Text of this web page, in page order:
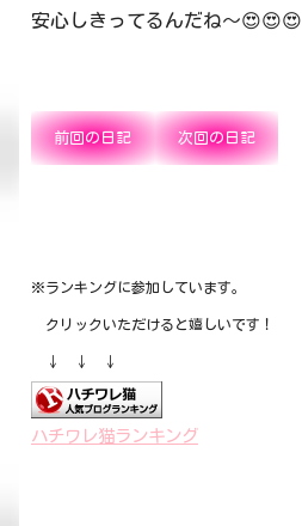
安心しきってるんだね～😍😍😍
前回の日記 次回の日記
※ランキングに参加しています。
クリックいただけると嬉しいです！
↓ ↓ ↓
ハチワレ猫ランキング